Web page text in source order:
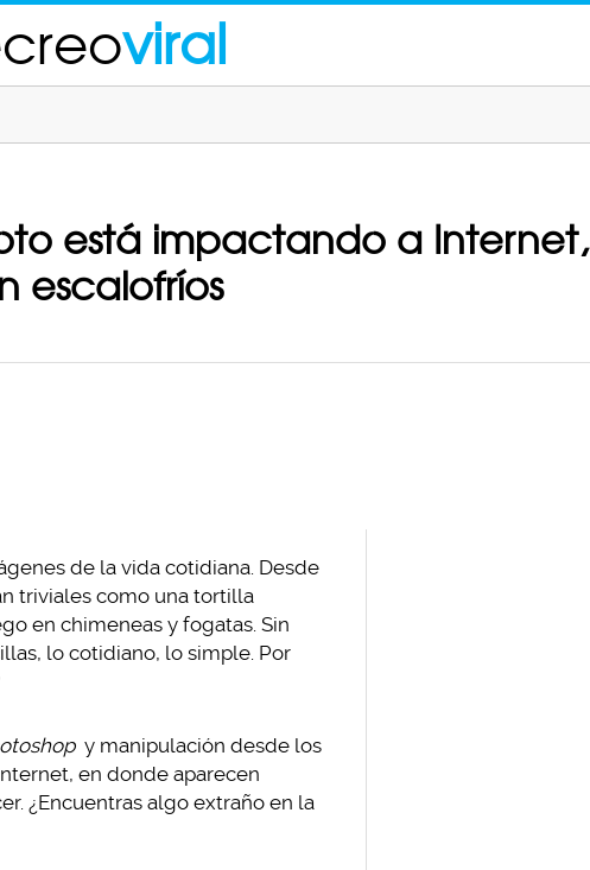
viral
está impactando a Internet,
escalofríos
de la vida cotidiana. Desde
triviales como una tortilla
en chimeneas y fogatas. Sin
lo cotidiano, lo simple. Por
y manipulación desde los
en donde aparecen
¿Encuentras algo extraño en la